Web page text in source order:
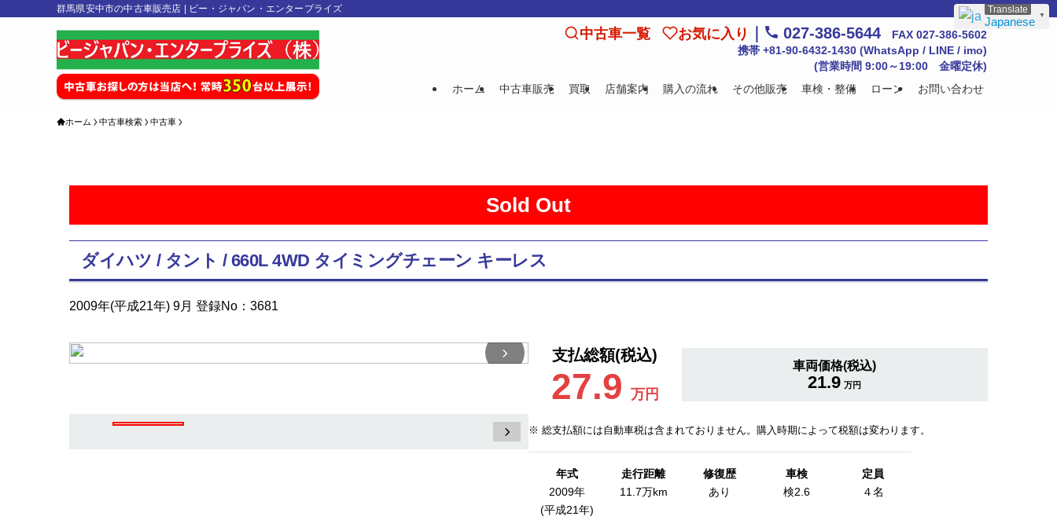
群馬県安中市の中古車販売店 | ビー・ジャパン・エンタープライズ
ホーム 中古車販売 買取 店舗案内 購入の流れ その他販売 車検・整備 ローン お問い合わせ
中古車一覧 お気に入り 027-386-5644 FAX 027-386-5602
携帯 +81-90-6432-1430 (WhatsApp / LINE / imo)
(営業時間 9:00～19:00 金曜定休)
ホーム 中古車検索 中古車
Sold Out
ダイハツ / タント / 660L 4WD タイミングチェーン キーレス
2009年(平成21年) 9月 登録No：3681
支払総額(税込)
27.9 万円
車両価格(税込)
21.9 万円
※ 総支払額には自動車税は含まれておりません。購入時期によって税額は変わります。
年式
2009年
(平成21年)
走行距離
11.7万km
修復歴
あり
車検
検2.6
定員
４名
Japanese ▼